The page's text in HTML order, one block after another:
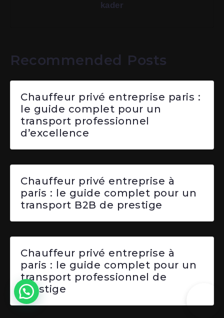
kader
Recommended Posts
Chauffeur privé entreprise paris :
le guide complet pour un
transport professionnel
d’excellence
Chauffeur privé entreprise à
paris : le guide complet pour un
transport B2B de prestige
Chauffeur privé entreprise à
paris : le guide complet pour un
transport professionnel de
prestige